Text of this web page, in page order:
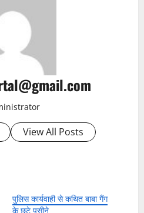
View All Posts
पुलिस कार्यवाही से कथित बाबा गैंग
के छूटे पसीने